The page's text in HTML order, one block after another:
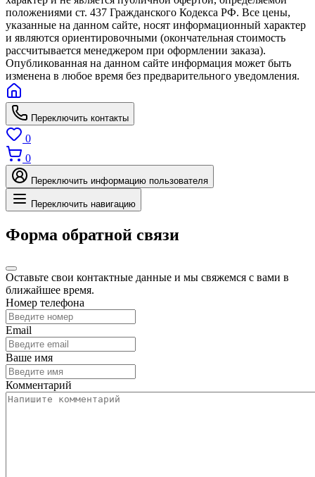
положениями ст. 437 Гражданского Кодекса РФ. Все цены,
указанные на данном сайте, носят информационный характер
и являются ориентировочными (окончательная стоимость
рассчитывается менеджером при оформлении заказа).
Опубликованная на данном сайте информация может быть
изменена в любое время без предварительного уведомления.
Переключить контакты
0
0
Переключить информацию пользователя
Переключить навигацию
Форма обратной связи
Оставьте свои контактные данные и мы свяжемся с вами в
ближайшее время.
Номер телефона
Email
Ваше имя
Комментарий